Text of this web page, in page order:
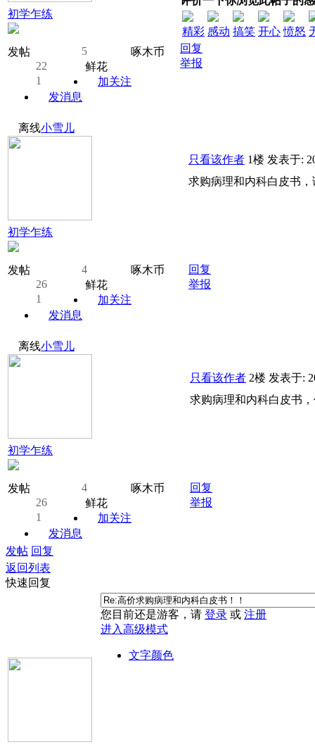
初学乍练
发帖 5
啄木币
22
鲜花
1
加关注
发消息
精彩 感动 搞笑 开心 愤怒
回复
举报
离线小雪儿
初学乍练
发帖 4
啄木币
26
鲜花
1
加关注
发消息
只看该作者 1楼 发表于:
求购病理和内科白皮书，
回复
举报
离线小雪儿
初学乍练
发帖 4
啄木币
26
鲜花
1
加关注
发消息
只看该作者 2楼 发表于:
求购病理和内科白皮书，
回复
举报
发帖 回复
返回列表
快速回复
您目前还是游客，请 登录 或 注册
进入高级模式
文字颜色